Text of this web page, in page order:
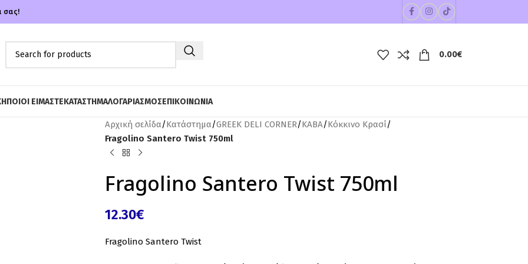
σας!
0.00€
ΠΟΙΟΙ ΕΙΜΑΣΤΕΚΑΤΑΣΤΗΜΑΛΟΓΑΡΙΑΣΜΟΣΕΠΙΚΟΙΝΩΝΙΑ
Αρχική σελίδα/Κατάστημα/GREEK DELI CORNER/ΚΑΒΑ/Κόκκινο Κρασί/
Fragolino Santero Twist 750ml
Fragolino Santero Twist 750ml
12.30€
Fragolino Santero Twist